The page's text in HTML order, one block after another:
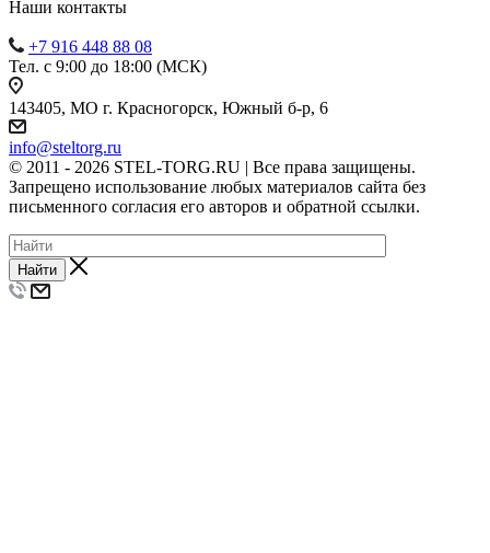
Наши контакты
+7 916 448 88 08
Тел. с 9:00 до 18:00 (МСК)
143405, МО г. Красногорск, Южный б-р, 6
info@steltorg.ru
© 2011 - 2026 STEL-TORG.RU | Все права защищены.
Запрещено использование любых материалов сайта без
письменного согласия его авторов и обратной ссылки.
Найти